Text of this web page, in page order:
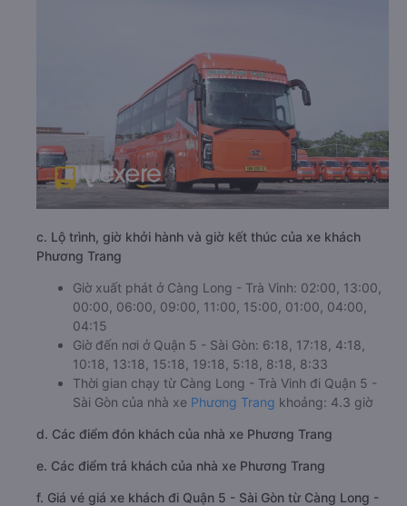
c. Lộ trình, giờ khởi hành và giờ kết thúc của xe khách
Phương Trang
Giờ xuất phát ở Càng Long - Trà Vinh: 02:00, 13:00,
00:00, 06:00, 09:00, 11:00, 15:00, 01:00, 04:00,
04:15
Giờ đến nơi ở Quận 5 - Sài Gòn: 6:18, 17:18, 4:18,
10:18, 13:18, 15:18, 19:18, 5:18, 8:18, 8:33
Thời gian chạy từ Càng Long - Trà Vinh đi Quận 5 -
Sài Gòn của nhà xe Phương Trang khoảng: 4.3 giờ
d. Các điểm đón khách của nhà xe Phương Trang
e. Các điểm trả khách của nhà xe Phương Trang
f. Giá vé giá xe khách đi Quận 5 - Sài Gòn từ Càng Long -